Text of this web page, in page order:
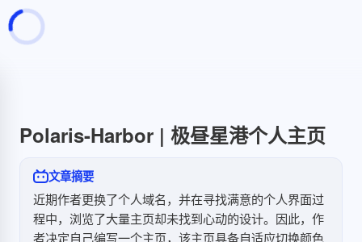
页面加载中
Polaris-Harbor | 极昼星港个人主页
文章摘要
近期作者更换了个人域名，并在寻找满意的个人界面过
程中，浏览了大量主页却未找到心动的设计。因此，作
者决定自己编写一个主页，该主页具备自适应切换颜色
复制地址
深色模式